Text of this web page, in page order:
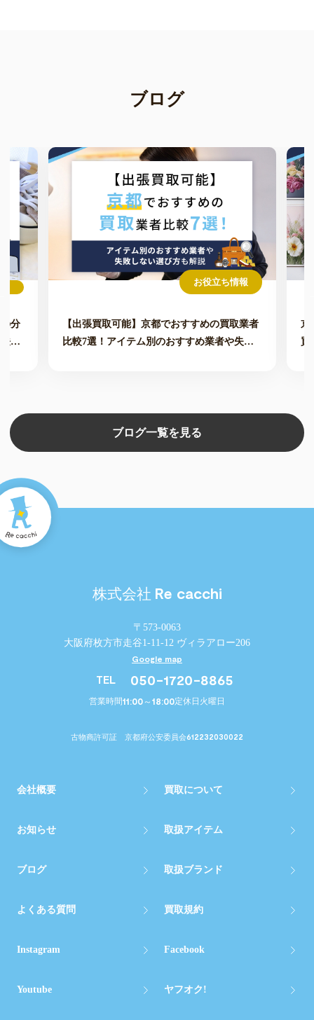
ブログ
分
も
お役立ち情報
【出張買取可能】京都でおすすめの買取業者
比較7選！アイテム別のおすすめ業者や失敗
京
買
ブログ一覧を見る
株式会社 Re cacchi
〒573-0063
大阪府枚方市走谷1-11-12 ヴィラアロー206
Google map
TEL 050-1720-8865
営業時間11:00～18:00定休日 火曜日
古物商許可証 京都府公安委員会612232030022
会社概要 買取について
お知らせ 取扱アイテム
ブログ 取扱ブランド
よくある質問 買取規約
Instagram Facebook
Youtube ヤフオク!